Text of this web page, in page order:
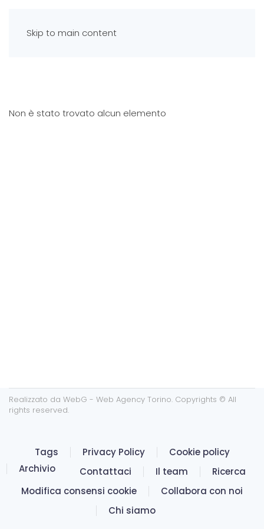
Skip to main content
Non è stato trovato alcun elemento
Realizzato da WebG - Web Agency Torino. Copyrights © All
rights reserved.
Tags Privacy Policy
Cookie policy
Archivio
Contattaci Il team
Ricerca
Modifica consensi cookie
Collabora con noi
Chi siamo